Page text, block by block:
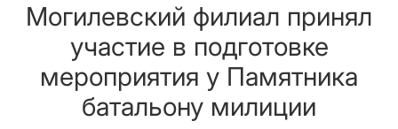
Могилевский филиал принял
участие в подготовке
мероприятия у Памятника
батальону милиции